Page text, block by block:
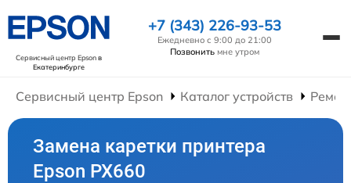
Сервисный центр Epsonв
Екатеринбурге
+7 (343) 226-93-53
Ежедневно с 9:00 до 21:00
Позвонить мне утром
Сервисный центр Epson Каталог устройств
Замена каретки принтера
Epson PX660